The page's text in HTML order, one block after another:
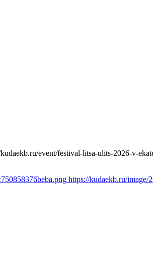
event/festival-litsa-ulits-2026-v-
https://kudaekb.ru/image/